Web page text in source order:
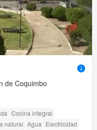
de Coquimbo
Cocina integral
natural Agua Electricidad